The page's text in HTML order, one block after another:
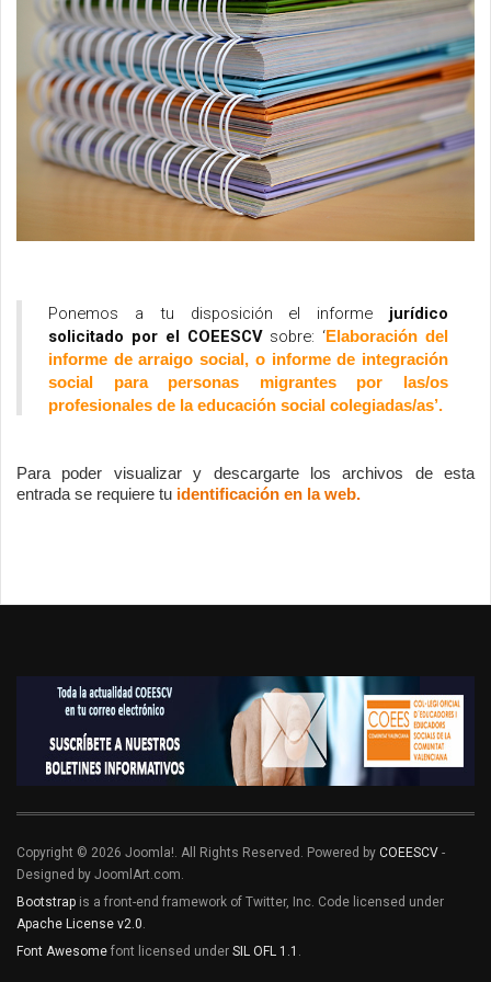
Ponemos a tu disposición el informe jurídico
solicitado por el COEESCV sobre: ‘Elaboración del
informe de arraigo social, o informe de integración
social para personas migrantes por las/os
profesionales de la educación social colegiadas/as’.
Para poder visualizar y descargarte los archivos de esta
entrada se requiere tu identificación en la web.
Copyright © 2026 Joomla!. All Rights Reserved. Powered by COEESCV -
Designed by JoomlArt.com.
Bootstrap is a front-end framework of Twitter, Inc. Code licensed under
Apache License v2.0.
Font Awesome font licensed under SIL OFL 1.1 .